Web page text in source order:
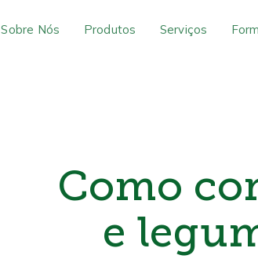
Sobre Nós Produtos Serviços
Como
e